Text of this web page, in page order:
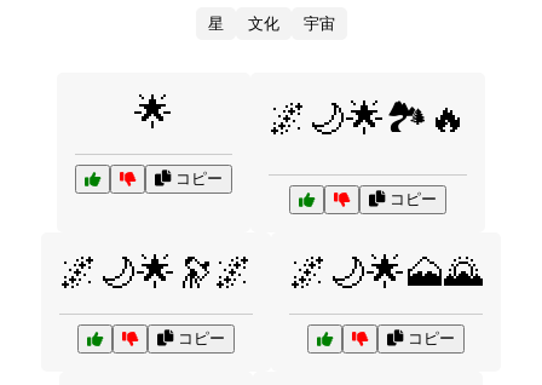
を絵文字で表現する方法を見つけましょう。
星 文化 宇宙
🌟
コピー
🌌🌙🌟🏞️🔥
コピー
🌌🌙🌟🔭🌌
コピー
🌌🌙🌟🗻🌄
コピー